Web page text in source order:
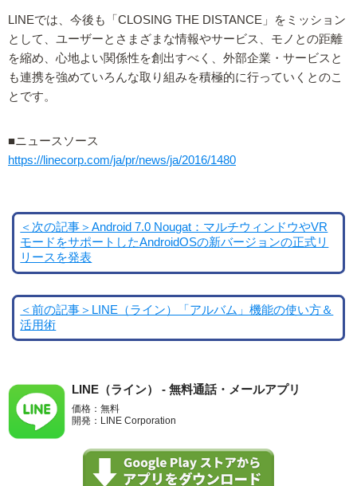
LINEでは、今後も「CLOSING THE DISTANCE」をミッション
として、ユーザーとさまざまな情報やサービス、モノとの距離
を縮め、心地よい関係性を創出すべく、外部企業・サービスと
も連携を強めていろんな取り組みを積極的に行っていくとのこ
とです。
■ニュースソース
https://linecorp.com/ja/pr/news/ja/2016/1480
＜次の記事＞Android 7.0 Nougat：マルチウィンドウやVR
モードをサポートしたAndroidOSの新バージョンの正式リ
リースを発表
＜前の記事＞LINE（ライン）「アルバム」機能の使い方＆
活用術
LINE（ライン） - 無料通話・メールアプリ
価格：無料
開発：LINE Corporation